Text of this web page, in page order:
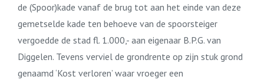
de (Spoor)kade vanaf de brug tot aan het einde van deze
gemetselde kade ten behoeve van de spoorsteiger
vergoedde de stad fl. 1.000,- aan eigenaar B.P.G. van
Diggelen. Tevens verviel de grondrente op zijn stuk grond
genaamd ‘Kost verloren’ waar vroeger een